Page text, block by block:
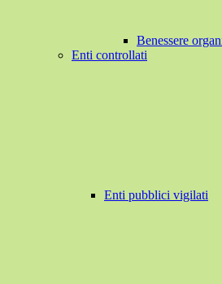
Benessere
Enti controllati
Enti pubblici vigilati